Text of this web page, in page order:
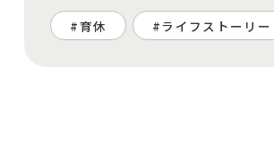
育休 ライフストーリー